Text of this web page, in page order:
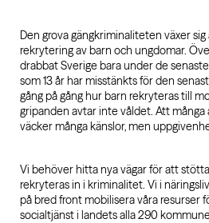
Den grova gängkriminaliteten växer
rekrytering av barn och ungdomar.
drabbat Sverige bara under de
som 13 år har misstänkts för den
gång på gång hur barn rekryteras till
gripanden avtar inte våldet. Att många
väcker många känslor, men
Vi behöver hitta nya vägar för att
rekryteras in i kriminalitet. Vi i
på bred front mobilisera våra resurser
socialtjänst i landets alla 290